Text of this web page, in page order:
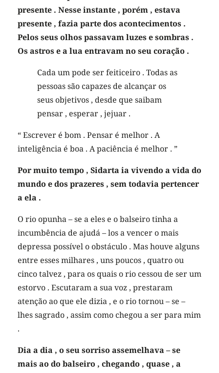
presente . Nesse instante , porém , estava
presente , fazia parte dos acontecimentos .
Pelos seus olhos passavam luzes e sombras .
Os astros e a lua entravam no seu coração .
Cada um pode ser feiticeiro . Todas as
pessoas são capazes de alcançar os
seus objetivos , desde que saibam
pensar , esperar , jejuar .
“ Escrever é bom . Pensar é melhor . A
inteligência é boa . A paciência é melhor . ”
Por muito tempo , Sidarta ia vivendo a vida do
mundo e dos prazeres , sem todavia pertencer
a ela .
O rio opunha – se a eles e o balseiro tinha a
incumbência de ajudá – los a vencer o mais
depressa possível o obstáculo . Mas houve alguns
entre esses milhares , uns poucos , quatro ou
cinco talvez , para os quais o rio cessou de ser um
estorvo . Escutaram a sua voz , prestaram
atenção ao que ele dizia , e o rio tornou – se –
lhes sagrado , assim como chegou a ser para mim
.
Dia a dia , o seu sorriso assemelhava – se
mais ao do balseiro , chegando , quase , a